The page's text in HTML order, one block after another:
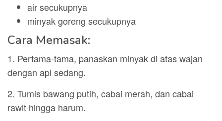
air secukupnya
minyak goreng secukupnya
Cara Memasak:
1. Pertama-tama, panaskan minyak di atas wajan
dengan api sedang.
2. Tumis bawang putih, cabai merah, dan cabai
rawit hingga harum.